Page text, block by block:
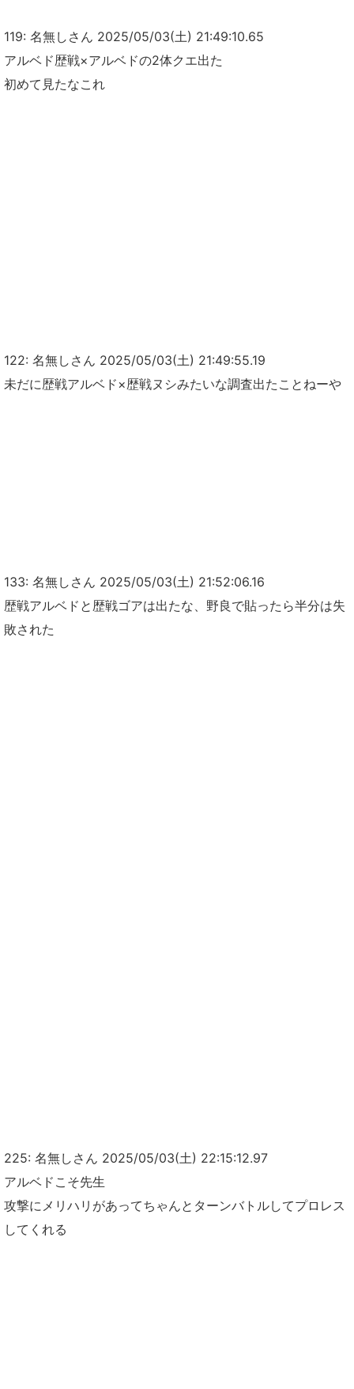
119: 名無しさん 2025/05/03(土) 21:49:10.65
アルベド歴戦×アルベドの2体クエ出た
初めて見たなこれ
122: 名無しさん 2025/05/03(土) 21:49:55.19
未だに歴戦アルベド×歴戦ヌシみたいな調査出たことねーや
133: 名無しさん 2025/05/03(土) 21:52:06.16
歴戦アルベドと歴戦ゴアは出たな、野良で貼ったら半分は失
敗された
225: 名無しさん 2025/05/03(土) 22:15:12.97
アルベドこそ先生
攻撃にメリハリがあってちゃんとターンバトルしてプロレス
してくれる